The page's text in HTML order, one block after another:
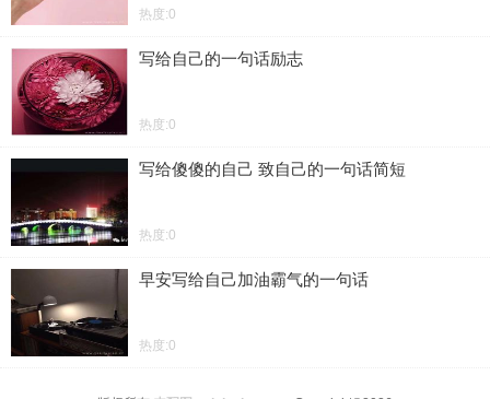
热度:0
写给自己的一句话励志
热度:0
写给傻傻的自己 致自己的一句话简短
热度:0
早安写给自己加油霸气的一句话
热度:0